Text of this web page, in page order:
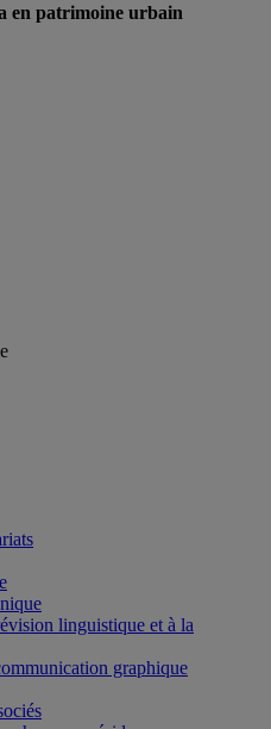
en patrimoine urbain
linguistique et à la
graphique